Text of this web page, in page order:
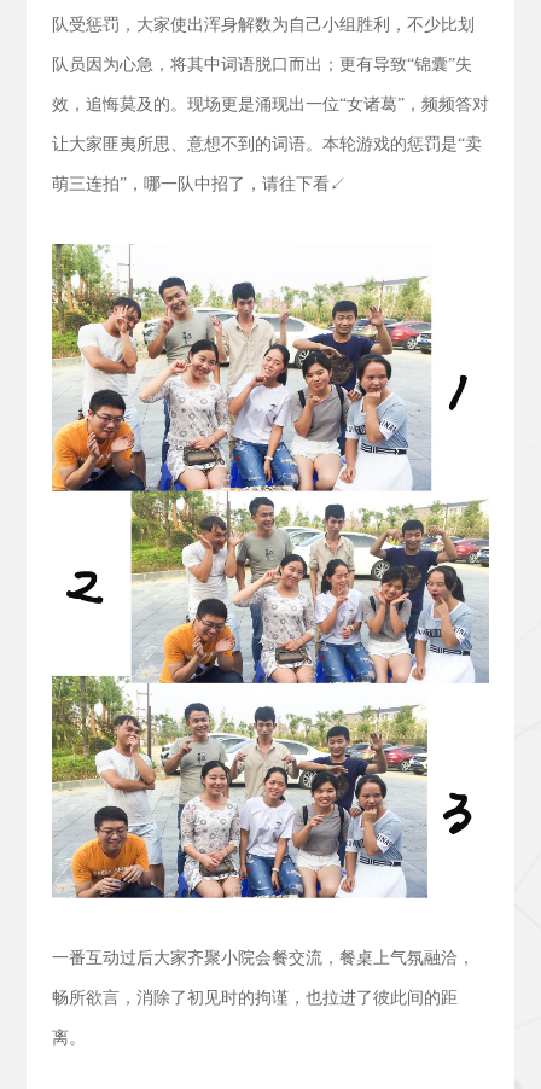
队受惩罚，大家使出浑身解数为自己小组胜利，不少比划
队员因为心急，将其中词语脱口而出；更有导致“锦囊”失
效，追悔莫及的。现场更是涌现出一位“女诸葛”，频频答对
让大家匪夷所思、意想不到的词语。本轮游戏的惩罚是“卖
萌三连拍”，哪一队中招了，请往下看↙
一番互动过后大家齐聚小院会餐交流， 餐桌上气氛融洽，
畅所欲言，消除了初见时的拘谨，也拉进了彼此间的距
离。